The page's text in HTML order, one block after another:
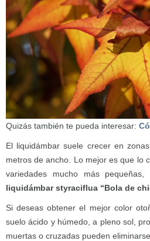
Quizás también te pueda interesar:
El liquidámbar suele crecer en
metros de ancho. Lo mejor es que lo
variedades mucho más
liquidámbar styraciflua “Bola de
Si deseas obtener el mejor color
suelo ácido y húmedo, a pleno sol,
muertas o cruzadas pueden